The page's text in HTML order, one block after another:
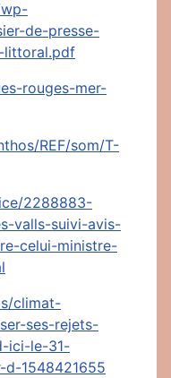
de-presse-
littoral.pdf
rouges-mer-
REF/som/T-
2288883-
valls-suivi-avis-
celui-ministre-
climat-
ses-rejets-
ici-le-31-
d-1548421655